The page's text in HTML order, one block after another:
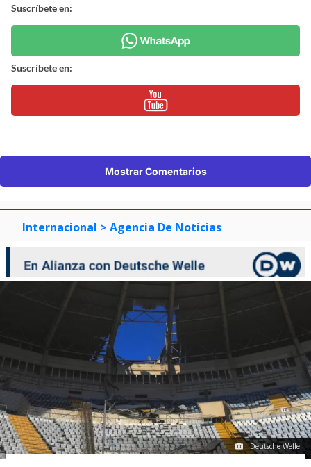
Suscríbete en:
Suscríbete en:
Mostrar Comentarios
Internacional > Agencia De Noticias
Deutsche Welle